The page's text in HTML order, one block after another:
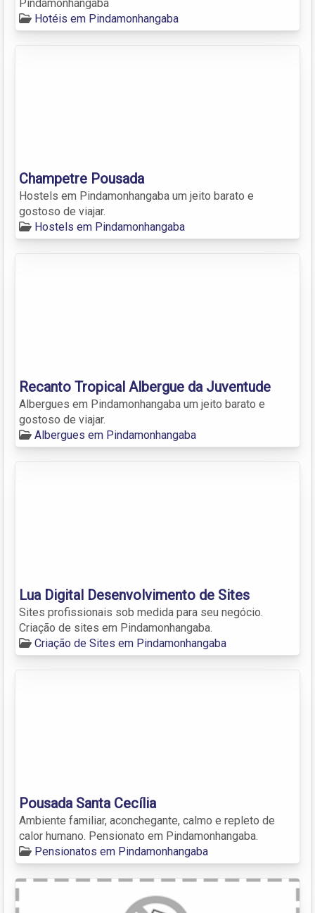
Pindamonhangaba
Hotéis em Pindamonhangaba
Champetre Pousada
Hostels em Pindamonhangaba um jeito barato e
gostoso de viajar.
Hostels em Pindamonhangaba
Recanto Tropical Albergue da Juventude
Albergues em Pindamonhangaba um jeito barato e
gostoso de viajar.
Albergues em Pindamonhangaba
Lua Digital Desenvolvimento de Sites
Sites profissionais sob medida para seu negócio.
Criação de sites em Pindamonhangaba.
Criação de Sites em Pindamonhangaba
Pousada Santa Cecília
Ambiente familiar, aconchegante, calmo e repleto de
calor humano. Pensionato em Pindamonhangaba.
Pensionatos em Pindamonhangaba